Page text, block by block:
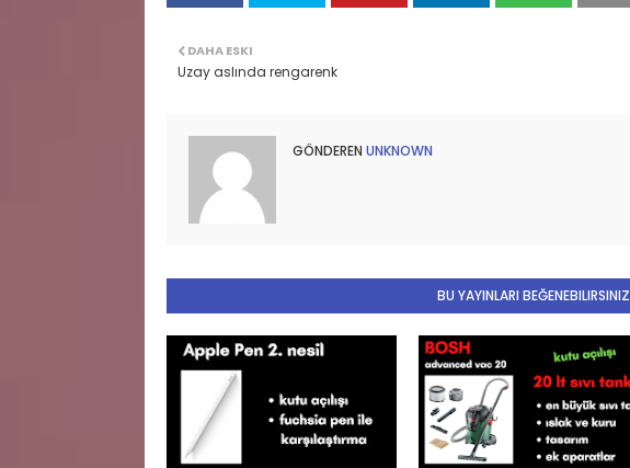
DAHA ESKI
Uzay aslında rengarenk
GÖNDEREN UNKNOWN
BU YAYINLARI BEĞENEBILIRSINIZ